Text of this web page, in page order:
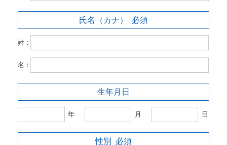
氏名（カナ） 必須
姓：
名：
生年月日
年 月 日
性別 必須